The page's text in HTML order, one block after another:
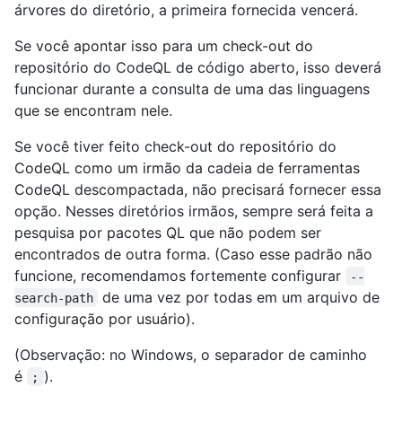
árvores do diretório, a primeira fornecida vencerá.
Se você apontar isso para um check-out do
repositório do CodeQL de código aberto, isso deverá
funcionar durante a consulta de uma das linguagens
que se encontram nele.
Se você tiver feito check-out do repositório do
CodeQL como um irmão da cadeia de ferramentas
CodeQL descompactada, não precisará fornecer essa
opção. Nesses diretórios irmãos, sempre será feita a
pesquisa por pacotes QL que não podem ser
encontrados de outra forma. (Caso esse padrão não
funcione, recomendamos fortemente configurar
--
search-path
de uma vez por todas em um arquivo de
configuração por usuário).
(Observação: no Windows, o separador de caminho
é
; ).